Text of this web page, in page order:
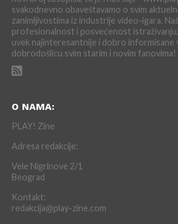
svakodnevno obaveštavamo o svim
zanimljivostima iz industrije video-igara.
profesionalnost i posvećenost
uvek najinteresantnije i dobro informisane
dobrodošlicu svim starim i novim fanovima!
O NAMA:
PLAY! Zine
Adresa redakcije:
Vele Nigrinove 2/1
Beograd
Kontakt:
redakcija@play-zine.com